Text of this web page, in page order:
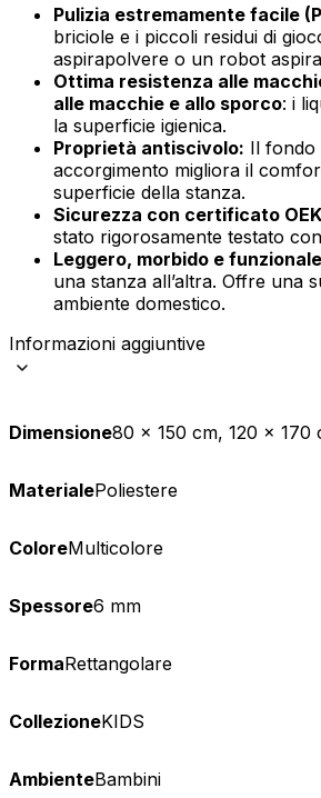
Pulizia estremamente facile
briciole e i piccoli residui di
aspirapolvere o un robot
Ottima resistenza alle
alle macchie e allo sporco: i
la superficie igienica.
Proprietà antiscivolo: Il fondo
accorgimento migliora il
superficie della stanza.
Sicurezza con certificato
stato rigorosamente testato
Leggero, morbido e
una stanza all’altra. Offre una
ambiente domestico.
Informazioni aggiuntive
Dimensione80 x 150 cm, 120 x
MaterialePoliestere
ColoreMulticolore
Spessore6 mm
FormaRettangolare
CollezioneKIDS
AmbienteBambini
I